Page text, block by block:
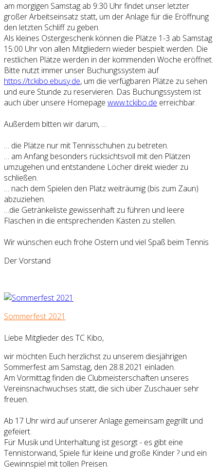
am morgigen Samstag ab 9:30 Uhr findet unser letzter
großer Arbeitseinsatz statt, um der Anlage für die Eröffnung
den letzten Schliff zu geben.
Als kleines Ostergeschenk können die Plätze 1-3 ab Samstag
15:00 Uhr von allen Mitgliedern wieder bespielt werden. Die
restlichen Plätze werden in der kommenden Woche eröffnet.
Bitte nutzt immer unser Buchungssystem auf
https://tckibo.ebusy.de, um die verfügbaren Plätze zu sehen
und eure Stunde zu reservieren. Das Buchungssystem ist
auch über unsere Homepage www.tckibo.de erreichbar.
Außerdem bitten wir darum, …
… die Plätze nur mit Tennisschuhen zu betreten.
… am Anfang besonders rücksichtsvoll mit den Plätzen
umzugehen und entstandene Löcher direkt wieder zu
schließen.
… nach dem Spielen den Platz weiträumig (bis zum Zaun)
abzuziehen.
…die Getränkeliste gewissenhaft zu führen und leere
Flaschen in die entsprechenden Kästen zu stellen.
Wir wünschen euch frohe Ostern und viel Spaß beim Tennis
Der Vorstand
Sommerfest 2021
Liebe Mitglieder des TC Kibo,
wir möchten Euch herzlichst zu unserem diesjährigen
Sommerfest am Samstag, den 28.8.2021 einladen.
Am Vormittag finden die Clubmeisterschaften unseres
Vereinsnachwuchses statt, die sich über Zuschauer sehr
freuen.
Ab 17 Uhr wird auf unserer Anlage gemeinsam gegrillt und
gefeiert.
Für Musik und Unterhaltung ist gesorgt - es gibt eine
Tennistorwand, Spiele für kleine und große Kinder ? und ein
Gewinnspiel mit tollen Preisen.